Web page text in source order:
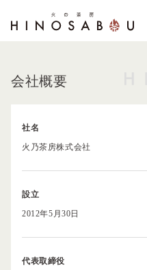
会社概要
社名
火乃茶房株式会社
設立
2012年5月30日
代表取締役